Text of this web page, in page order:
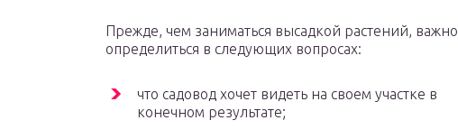
Прежде, чем заниматься высадкой растений, важно
определиться в следующих вопросах:
что садовод хочет видеть на своем участке в
конечном результате;